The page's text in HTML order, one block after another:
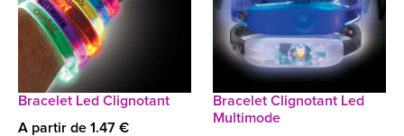
Bracelet Led Clignotant
A partir de 1.47 €
Bracelet Clignotant Led
Multimode